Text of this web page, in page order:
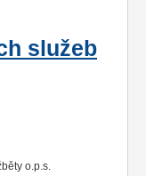
služeb
o.p.s.